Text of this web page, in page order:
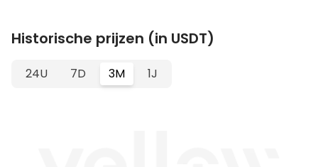
Historische prijzen (in USDT)
24U 7D 3M 1J